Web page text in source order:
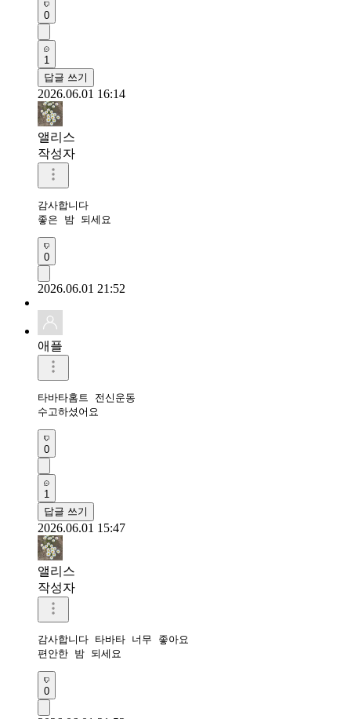
0
1
답글 쓰기
2026.06.01 16:14
앨리스
작성자
감사합니다
좋은 밤 되세요
0
2026.06.01 21:52
애플
타바타홈트 전신운동
수고하셨어요
0
1
답글 쓰기
2026.06.01 15:47
앨리스
작성자
감사합니다 타바타 너무 좋아요
편안한 밤 되세요
0